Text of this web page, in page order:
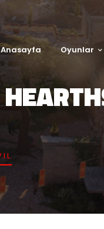
Anasayfa Oyunlar